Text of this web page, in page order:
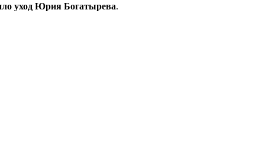
уход Юрия Богатырева.